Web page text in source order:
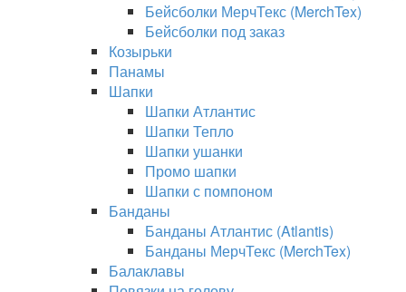
Бейсболки МерчТекс (MerchTex)
Бейсболки под заказ
Козырьки
Панамы
Шапки
Шапки Атлантис
Шапки Тепло
Шапки ушанки
Промо шапки
Шапки с помпоном
Банданы
Банданы Атлантис (Atlantis)
Банданы МерчТекс (MerchTex)
Балаклавы